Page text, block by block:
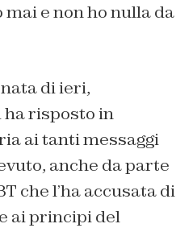
mai e non ho nulla da
di ieri,
risposto in
ai tanti messaggi
anche da parte
che l’ha accusata di
ai principi del